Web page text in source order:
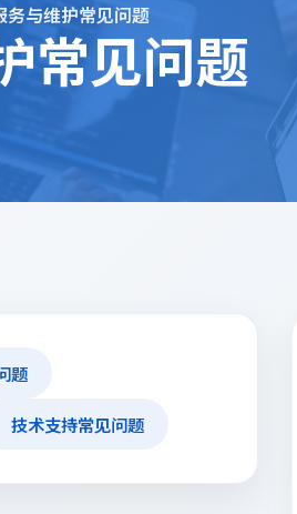
务与维护常见问题
常见问题
题
技术支持常见问题